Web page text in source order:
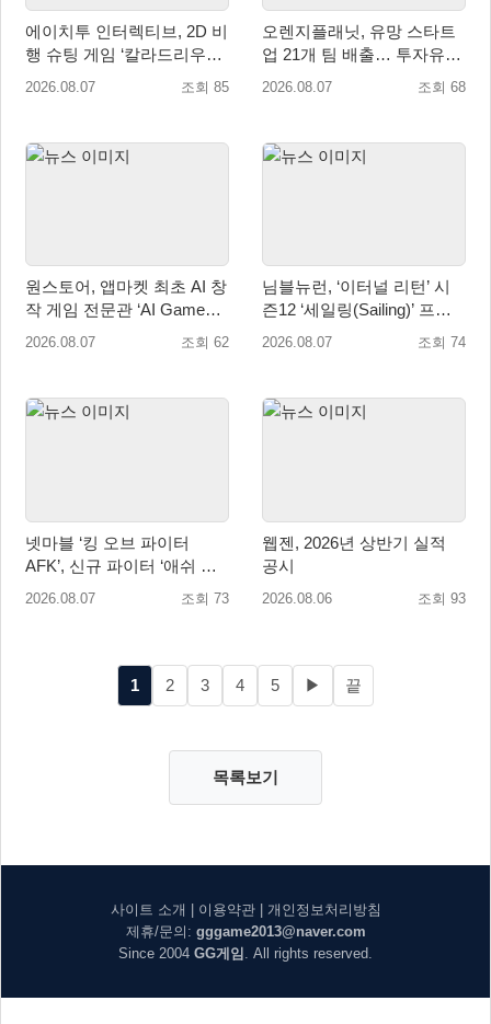
에이치투 인터렉티브, 2D 비
행 슈팅 게임 ‘칼라드리우스
2/다크 엘레멘트’ 올 겨울 전
2026.08.07 조회 85
오렌지플래닛, 유망 스타트
업 21개 팀 배출… 투자유치∙
매출성장 성과 눈길
2026.08.07 조회 68
원스토어, 앱마켓 최초 AI 창
작 게임 전문관 ‘AI Games’
오픈
2026.08.07 조회 62
님블뉴런, ‘이터널 리턴’ 시
즌12 ‘세일링(Sailing)’ 프리
시즌 시작
2026.08.07 조회 74
넷마블 ‘킹 오브 파이터
AFK’, 신규 파이터 ‘애쉬 크
림존’ 업데이트
2026.08.07 조회 73
웹젠, 2026년 상반기 실적
공시
2026.08.06 조회 93
1 2 3 4 5 ▶ 끝
목록보기
사이트 소개 | 이용약관| 개인정보처리방침
제휴/문의: gggame2013@naver.com
Since 2004 GG게임 . All rights reserved.